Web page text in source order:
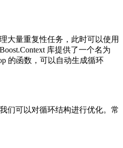
大量重复性任务，此时可以使用
库提供了一个名为
的函数，可以自动生成循环
们可以对循环结构进行优化。常